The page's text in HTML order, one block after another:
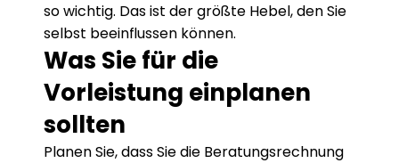
so wichtig. Das ist der größte Hebel, den Sie
selbst beeinflussen können.
Was Sie für die
Vorleistung einplanen
sollten
Planen Sie, dass Sie die Beratungsrechnung